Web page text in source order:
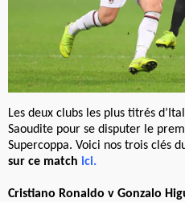
Les deux clubs les plus titrés
Saoudite pour se disputer le
Supercoppa. Voici nos trois clés
sur ce match ici.
Cristiano Ronaldo v Gonzalo